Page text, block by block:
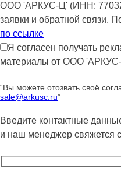
ООО 'АРКУС-Ц' (ИНН:
заявки и обратной связи.
по ссылке
Я согласен получать
материалы от ООО 'АРКУС-
“Вы можете отозвать своё
sale@arkusc.ru”
Введите контактные
и наш менеджер свяжется